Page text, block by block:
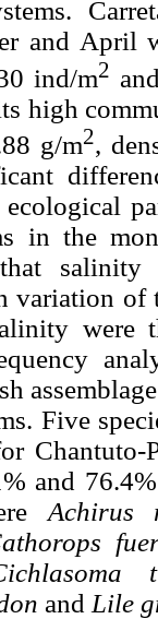
and April
ind/m2
high
g/m2,
in the
variation of
were
Five
Chantuto-
and
Achirus
and Lile